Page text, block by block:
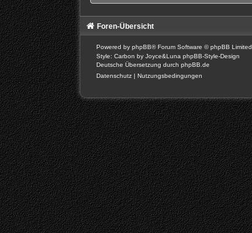
Foren-Übersicht
Powered by phpBB® Forum Software © phpBB Limited
Style: Carbon by Joyce&Luna phpBB-Style-Design
Deutsche Übersetzung durch phpBB.de
Datenschutz | Nutzungsbedingungen